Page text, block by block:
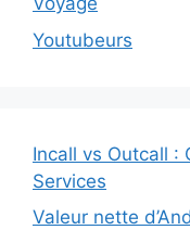
Youtubeurs
Incall vs Outcall :
Services
Valeur nette